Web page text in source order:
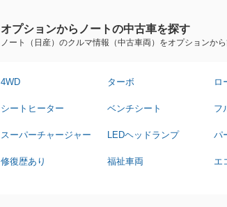
オプションからノートの中古車を探す
ノート（日産）のクルマ情報（中古車両）をオプションか
4WD ターボ ロ
シートヒーター ベンチシート フ
スーパーチャージャー LEDヘッドランプ パ
修復歴あり 福祉車両 エ